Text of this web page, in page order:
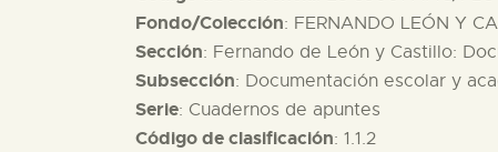
Fondo/Colección: FERNANDO LEÓN Y
Sección: Fernando de León y Castillo:
Subsección: Documentación escolar y
Serie: Cuadernos de apuntes
Código de clasificación: 1.1.2